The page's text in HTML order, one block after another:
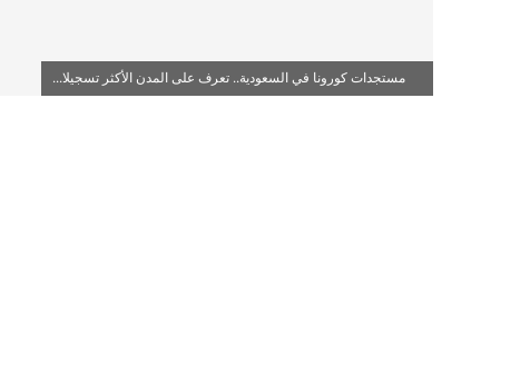
مستجدات كورونا في السعودية.. تعرف على المدن الأكثر تسجيلا...